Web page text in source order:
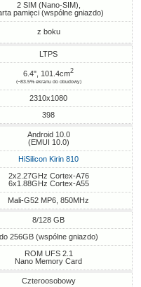
2 SIM (Nano-SIM),
pamięci (wspólne gniazdo)
z boku
LTPS
6.4", 101.4cm2
(~83.5% ekranu do obudowy)
2310x1080
398
Android 10.0
(EMUI 10.0)
HiSilicon Kirin 810
2x2.27GHz Cortex-A76
6x1.88GHz Cortex-A55
Mali-G52 MP6, 850MHz
8/128 GB
do 256GB (wspólne gniazdo)
ROM UFS 2.1
Nano Memory Card
Czteroosobowy